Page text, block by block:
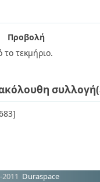
Προβολή
τεκμήριο.
Duraspace